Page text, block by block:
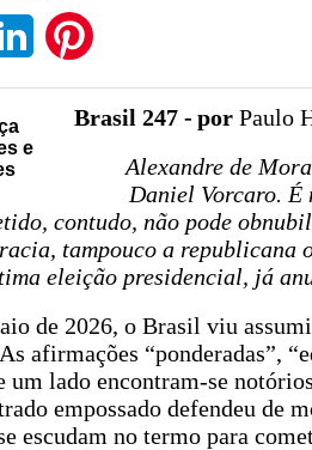
Brasil 247 - por Paulo
Alexandre de
Daniel Vorcaro. É
contudo, não pode
tampouco a
eleição presidencial, já
de 2026, o Brasil viu
afirmações “ponderadas”,
um lado encontram-se
empossado defendeu de
escudam no termo para